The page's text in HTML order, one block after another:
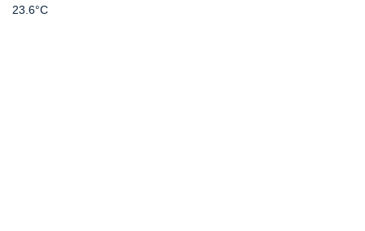
23.6°C